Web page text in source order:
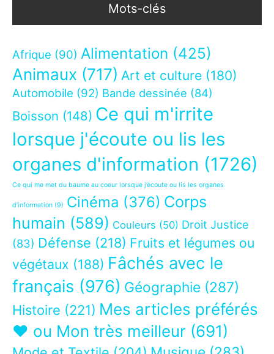
Mots-clés
Afrique (90) Alimentation (425)
Animaux (717) Art et culture (180)
Automobile (92) Bande dessinée (84)
Boisson (148) Ce qui m'irrite
lorsque j'écoute ou lis les
organes d'information (1726)
Ce qui me met du baume au coeur lorsque j’écoute ou lis les organes
d’information (9) Cinéma (376) Corps
humain (589) Couleurs (50) Droit Justice
(83) Défense (218) Fruits et légumes ou
végétaux (188) Fâchés avec le
français (976) Géographie (287)
Histoire (221) Mes articles préférés
❤ ou Mon très meilleur (691)